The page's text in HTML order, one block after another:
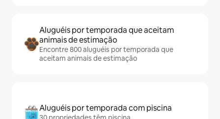
Aluguéis por temporada que aceitam
animais de estimação
Encontre 800 aluguéis por temporada que
aceitam animais de estimação
Aluguéis por temporada com piscina